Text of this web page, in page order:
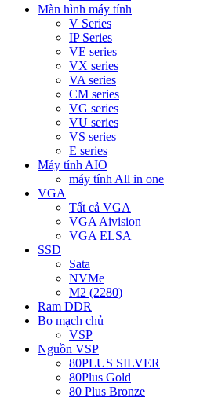
Màn hình máy tính
V Series
IP Series
VE series
VX series
VA series
CM series
VG series
VU series
VS series
E series
Máy tính AIO
máy tính All in one
VGA
Tất cả VGA
VGA Aivision
VGA ELSA
SSD
Sata
NVMe
M2 (2280)
Ram DDR
Bo mạch chủ
VSP
Nguồn VSP
80PLUS SILVER
80Plus Gold
80 Plus Bronze